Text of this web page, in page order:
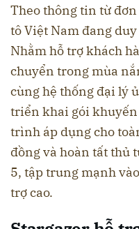
Theo thông tin từ
tô Việt Nam đang
Nhằm hỗ trợ khách
chuyển trong mùa
cùng hệ thống đại lý
triển khai gói khuyến
trình áp dụng cho
đồng và hoàn tất thủ
5, tập trung mạnh
trợ cao.